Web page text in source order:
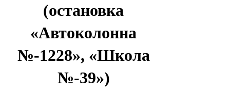
(остановка
«Автоколонна
№-1228», «Школа
№-39»)